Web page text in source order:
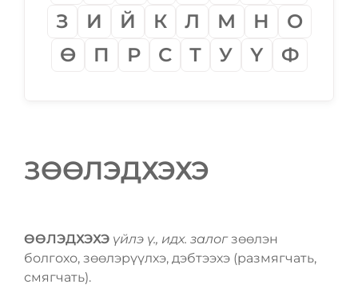
З
И Й К Л М Н
О
Ѳ
П Р С Т У Ү Ф
ЗѲѲЛЭДХЭХЭ
ѲѲЛЭДХЭХЭ үйлэ ү., идх. залогзѳѳлэн
болгохо, зѳѳлэрүүлхэ, дэбтээхэ (размягчать,
смягчать).